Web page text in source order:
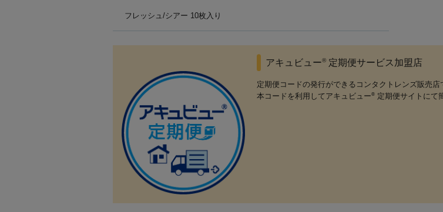
フレッシュ/シアー 10枚入り
アキュビュー® 定期便サービス加盟店
定期便コードの発行ができるコンタクトレンズ販売店
本コードを利用してアキュビュー® 定期便サイトにて